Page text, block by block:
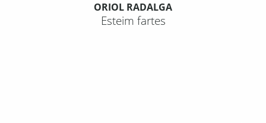
ORIOL RADALGA
Esteim fartes